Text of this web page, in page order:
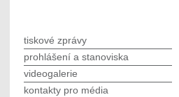
tiskové zprávy
prohlášení a stanoviska
videogalerie
kontakty pro média